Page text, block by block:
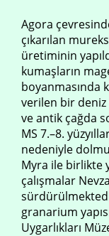
Agora
çıkarılan
üretiminin
kumaşların
boyanmasında
verilen bir
ve antik çağda
MS 7.–8.
nedeniyle
Myra ile birlikte
çalışmalar
granarium
Uygarlıkları